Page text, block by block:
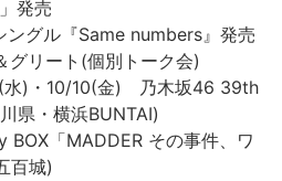
発売
グル『Same numbers』発売
グリート(個別トーク会)
)・10/10(金) 乃木坂46 39th
県・横浜BUNTAI)
「MADDER その事件、ワ
百城)